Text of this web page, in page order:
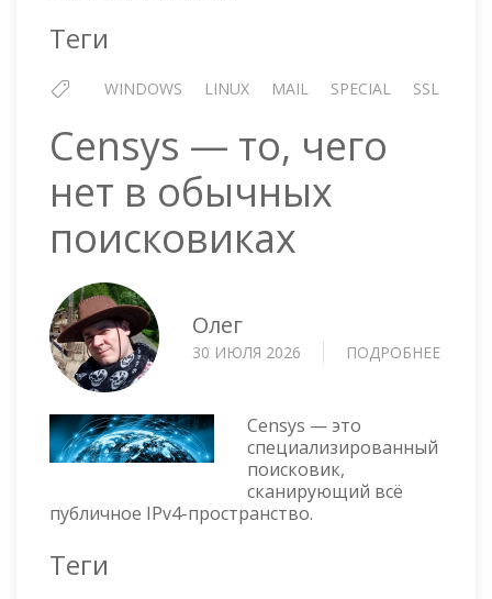
Теги
WINDOWS LINUX MAIL SPECIAL SSL
Censys — то, чего
нет в обычных
поисковиках
Олег
30 ИЮЛЯ 2026 ПОДРОБНЕЕ
Censys — это
специализированный
поисковик,
сканирующий всё
публичное IPv4-пространство.
Теги